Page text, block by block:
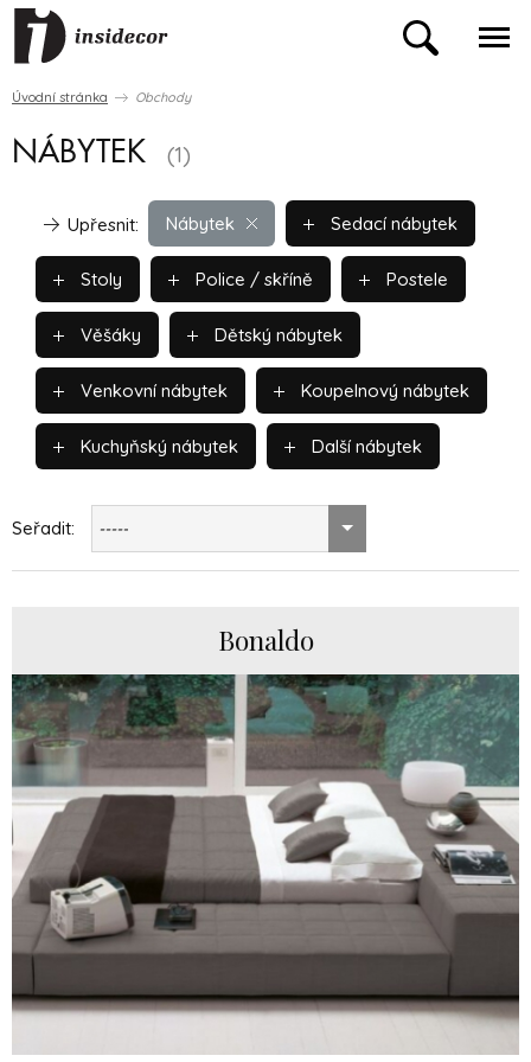
Úvodní stránka Obchody
NÁBYTEK (1)
Nábytek
Upřesnit: Sedací nábytek
Stoly Police / skříně Postele
Věšáky Dětský nábytek
Venkovní nábytek Koupelnový nábytek
Kuchyňský nábytek Další nábytek
Seřadit: -----
Bonaldo